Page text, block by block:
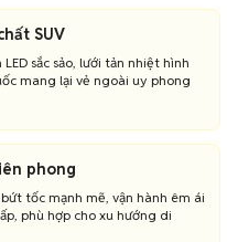
- 350 triệu 45
SUV
sắc sảo, lưới tản nhiệt hình
mang lại vẻ ngoài uy phong
phong
tốc mạnh mẽ, vận hành êm ái
phù hợp cho xu hướng di